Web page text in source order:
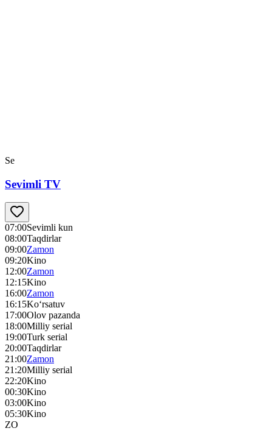
Se
Sevimli TV
07:00Sevimli kun
08:00Taqdirlar
09:00Zamon
09:20Kino
12:00Zamon
12:15Kino
16:00Zamon
16:15Ko‘rsatuv
17:00Olov pazanda
18:00Milliy serial
19:00Turk serial
20:00Taqdirlar
21:00Zamon
21:20Milliy serial
22:20Kino
00:30Kino
03:00Kino
05:30Kino
ZO